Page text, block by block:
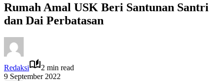
Rumah Amal USK Beri Santunan Santri
dan Dai Perbatasan
Redaksi
2 min read
9 September 2022